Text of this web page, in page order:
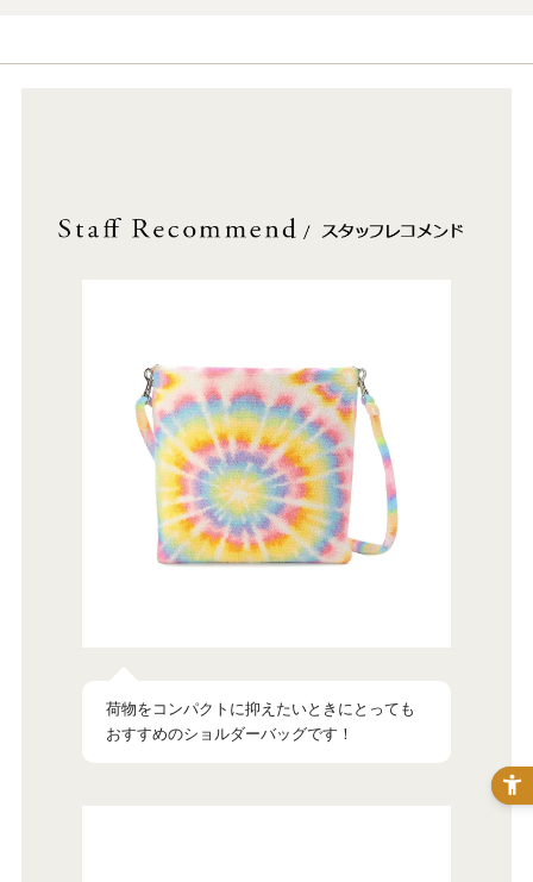
荷物をコンパクトに抑えたいときにとっても
おすすめのショルダーバッグです！